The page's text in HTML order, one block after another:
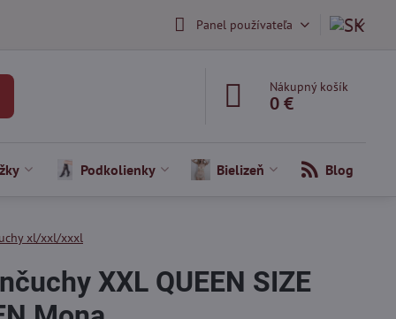
Panel používateľa
Nákupný košík
0 €
Podkolienky Bielizeň Blog
xl/xxl/xxxl
XXL QUEEN SIZE